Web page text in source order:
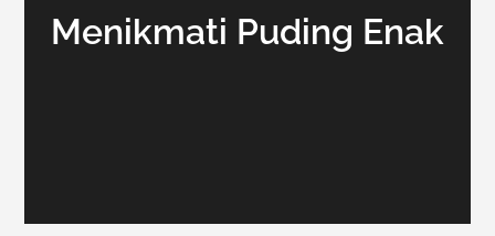
Menikmati Puding Enak